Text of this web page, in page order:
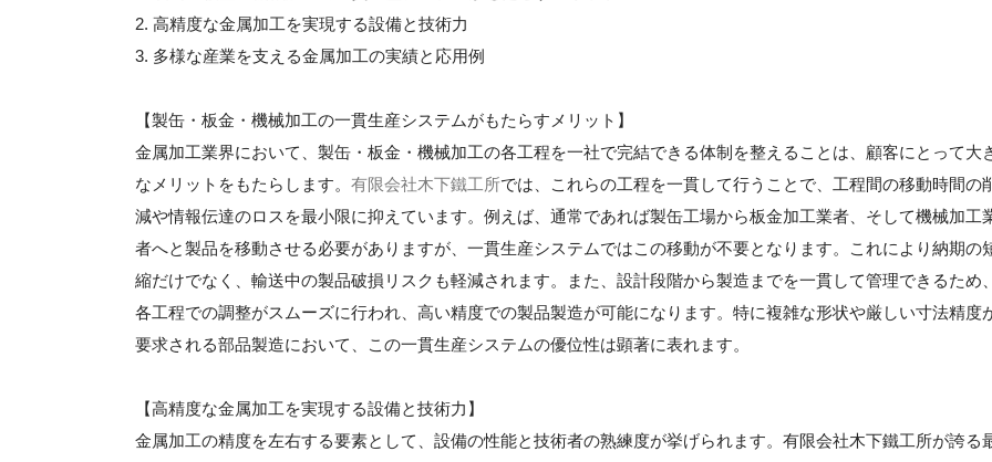
2. 高精度な金属加工を実現する設備と技術力
3. 多様な産業を支える金属加工の実績と応用例
【製缶・板金・機械加工の一貫生産システムがもたらすメリット】
金属加工業界において、製缶・板金・機械加工の各工程を一社で完結できる体制を整えることは、顧客にとって大
なメリットをもたらします。 有限会社木下鐵工所では、これらの工程を一貫して行うことで、工程間の移動時間の
減や情報伝達のロスを最小限に抑えています。例えば、通常であれば製缶工場から板金加工業者、そして機械加工
者へと製品を移動させる必要がありますが、一貫生産システムではこの移動が不要となります。これにより納期の
縮だけでなく、輸送中の製品破損リスクも軽減されます。また、設計段階から製造までを一貫して管理できるため、
各工程での調整がスムーズに行われ、高い精度での製品製造が可能になります。特に複雑な形状や厳しい寸法精度
要求される部品製造において、この一貫生産システムの優位性は顕著に表れます。
【高精度な金属加工を実現する設備と技術力】
金属加工の精度を左右する要素として、設備の性能と技術者の熟練度が挙げられます。有限会社木下鐵工所が誇る